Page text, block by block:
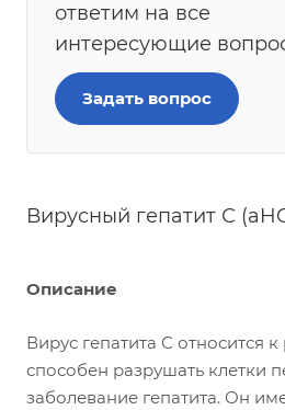
ответим на все
интересующие
Задать вопрос
Вирусный гепатит С
Описание
Вирус гепатита С относится
способен разрушать клетки
заболевание гепатита. Он